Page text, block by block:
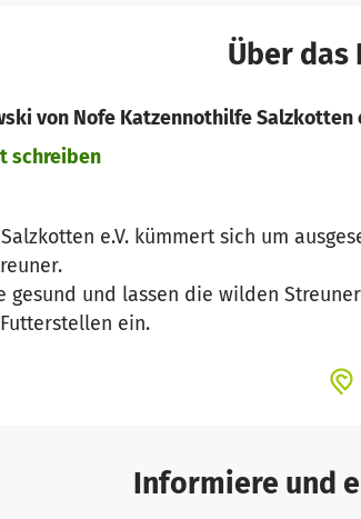
Über das
von Nofe Katzennothilfe Salzkotten
schreiben
e.V. kümmert sich um
gesund und lassen die wilden
ein.
Informiere und